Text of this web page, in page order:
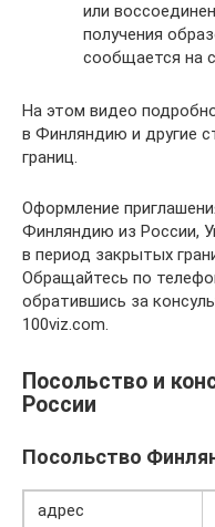
или
получения
сообщается на
На этом видео
в Финляндию и другие
границ.
Оформление
Финляндию из России,
в период закрытых
Обращайтесь по
обратившись за
100viz.com.
Посольство и
России
Посольство
адрес